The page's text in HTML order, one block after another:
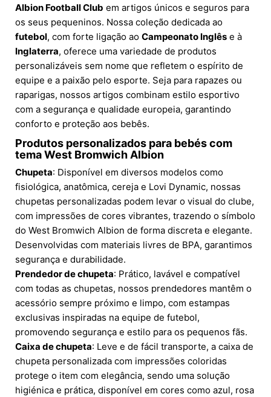
Albion Football Club em artigos únicos e seguros para
os seus pequeninos. Nossa coleção dedicada ao
futebol, com forte ligação ao Campeonato Inglês e à
Inglaterra, oferece uma variedade de produtos
personalizáveis sem nome que refletem o espírito de
equipe e a paixão pelo esporte. Seja para rapazes ou
raparigas, nossos artigos combinam estilo esportivo
com a segurança e qualidade europeia, garantindo
conforto e proteção aos bebês.
Produtos personalizados para bebés com
tema West Bromwich Albion
Chupeta: Disponível em diversos modelos como
fisiológica, anatômica, cereja e Lovi Dynamic, nossas
chupetas personalizadas podem levar o visual do clube,
com impressões de cores vibrantes, trazendo o símbolo
do West Bromwich Albion de forma discreta e elegante.
Desenvolvidas com materiais livres de BPA, garantimos
segurança e durabilidade.
Prendedor de chupeta: Prático, lavável e compatível
com todas as chupetas, nossos prendedores mantêm o
acessório sempre próximo e limpo, com estampas
exclusivas inspiradas na equipe de futebol,
promovendo segurança e estilo para os pequenos fãs.
Caixa de chupeta: Leve e de fácil transporte, a caixa de
chupeta personalizada com impressões coloridas
protege o item com elegância, sendo uma solução
higiénica e prática, disponível em cores como azul, rosa